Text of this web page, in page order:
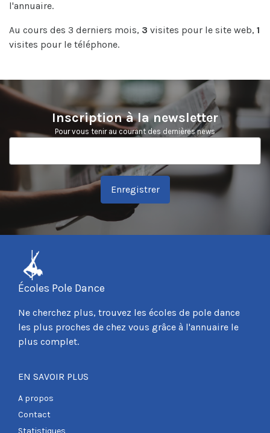
l'annuaire.
Au cours des 3 derniers mois, 3 visites pour le site web, 1
visites pour le téléphone.
Inscription à la newsletter
Pour vous tenir au courant des dernières news
Enregistrer
Écoles Pole Dance
Ne cherchez plus, trouvez les écoles de pole dance
les plus proches de chez vous grâce à l'annuaire le
plus complet.
EN SAVOIR PLUS
A propos
Contact
Statistiques